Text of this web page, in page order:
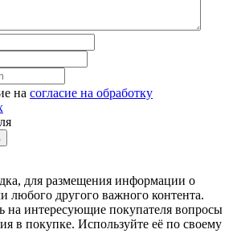
на согласие на обработку
для размещения информации о
любого другого важного контента.
на интересующие покупателя вопросы
в покупке. Используйте её по своему